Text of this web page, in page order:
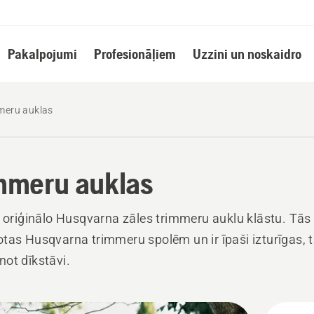
Pakalpojumi Profesionāļiem Uzzini un noskaidro
auklas
auklas
Husqvarna zāles trimmeru auklu klāstu. Tās
Husqvarna trimmeru spolēm un ir īpaši izturīgas,
dīkstāvi.